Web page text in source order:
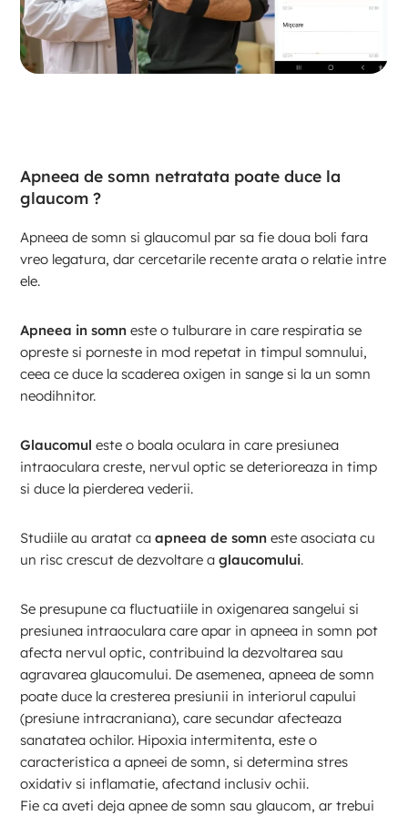
Apneea de somn netratata poate duce la
glaucom ?
Apneea de somn si glaucomul par sa fie doua boli fara
vreo legatura, dar cercetarile recente arata o relatie intre
ele.
Apneea in somn este o tulburare in care respiratia se
opreste si porneste in mod repetat in timpul somnului,
ceea ce duce la scaderea oxigen in sange si la un somn
neodihnitor.
Glaucomul este o boala oculara in care presiunea
intraoculara creste, nervul optic se deterioreaza in timp
si duce la pierderea vederii.
Studiile au aratat caapneea de somn este asociata cu
un risc crescut de dezvoltare aglaucomului.
Se presupune ca fluctuatiile in oxigenarea sangelui si
presiunea intraoculara care apar in apneea in somn pot
afecta nervul optic, contribuind la dezvoltarea sau
agravarea glaucomului. De asemenea, apneea de somn
poate duce la cresterea presiunii in interiorul capului
(presiune intracraniana), care secundar afecteaza
sanatatea ochilor. Hipoxia intermitenta, este o
caracteristica a apneei de somn, si determina stres
oxidativ si inflamatie, afectand inclusiv ochii.
Fie ca aveti deja apnee de somn sau glaucom, ar trebui